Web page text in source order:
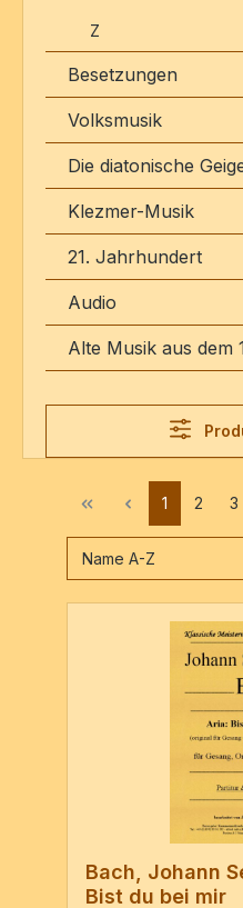
Z
Besetzungen
Volksmusik
Die diatonische
Klezmer-Musik
21. Jahrhundert
Audio
Alte Musik aus dem
1 2 3
Bach, Johann
Bist du bei mir